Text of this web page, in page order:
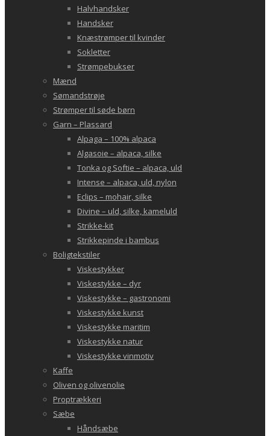
Halvhandsker
Handsker
Knæstrømper til kvinder
Sokletter
Strømpebukser
Mænd
Sømandstrøje
Strømper til søde børn
Garn – Plassard
Alpaga – 100% alpaca
Algasoie – alpaca, silke
Tonka og Softie – alpaca, uld
Intense – alpaca, uld, nylon
Eclips – mohair, silke
Divine – uld, silke, kameluld
Strikke-kit
Strikkepinde i bambus
Boligtekstiler
Viskestykker
Viskestykke – dyr
Viskestykke – gastronomi
Viskestykke kunst
Viskestykke maritim
Viskestykke natur
Viskestykke vinmotiv
Kaffe
Oliven og olivenolie
Proptrækkeri
Sæbe
Håndsæbe